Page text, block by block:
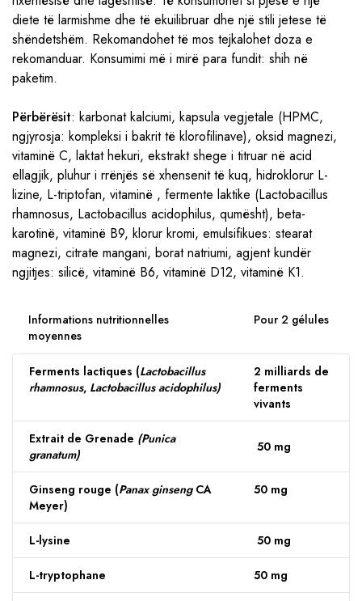
diete të larmishme dhe të ekuilibruar dhe një stili jetese të
shëndetshëm. Rekomandohet të mos tejkalohet doza e
rekomanduar. Konsumimi më i mirë para fundit: shih në
paketim.
Përbërësit: karbonat kalciumi, kapsula vegjetale (HPMC,
ngjyrosja: kompleksi i bakrit të klorofilinave), oksid magnezi,
vitaminë C, laktat hekuri, ekstrakt shege i titruar në acid
ellagjik, pluhur i rrënjës së xhensenit të kuq, hidroklorur L-
lizine, L-triptofan, vitaminë , fermente laktike (Lactobacillus
rhamnosus, Lactobacillus acidophilus, qumësht), beta-
karotinë, vitaminë B9, klorur kromi, emulsifikues: stearat
magnezi, citrate mangani, borat natriumi, agjent kundër
ngjitjes: silicë, vitaminë B6, vitaminë D12, vitaminë K1.
Informations nutritionnelles
moyennes
Pour 2 gélules
Ferments lactiques (Lactobacillus
rhamnosus, Lactobacillus acidophilus)
2 milliards de
ferments
vivants
Extrait de Grenade (Punica
granatum)
50 mg
Ginseng rouge (Panax ginseng CA
Meyer)
50 mg
L-lysine 50 mg
L-tryptophane 50 mg